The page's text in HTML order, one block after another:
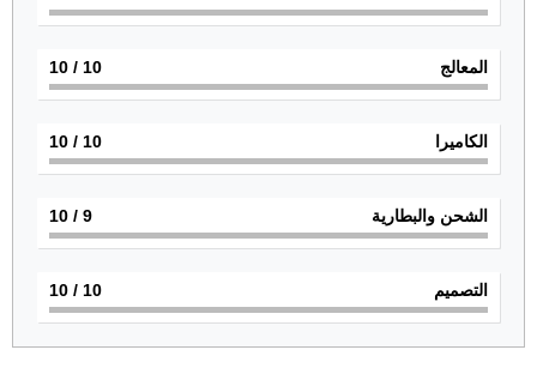
المعالج 10
/ 10
الكاميرا 10
/ 10
الشحن والبطارية 9
/ 10
التصميم 10
/ 10